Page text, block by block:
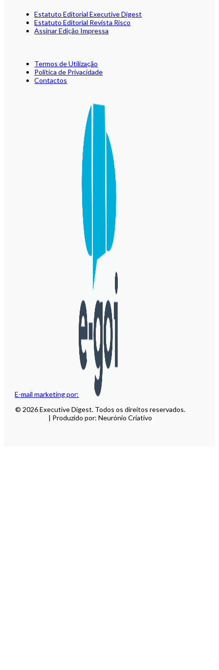
E-mail marketing por:
Estatuto Editorial Executive Digest
Estatuto Editorial Revista Risco
Assinar Edição Impressa
Termos de Utilização
Política de Privacidade
Contactos
© 2026 Executive Digest. Todos os direitos reservados.
| Produzido por: Neurónio Criativo